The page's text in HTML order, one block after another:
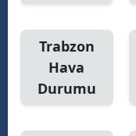
Trabzon
Hava
Durumu